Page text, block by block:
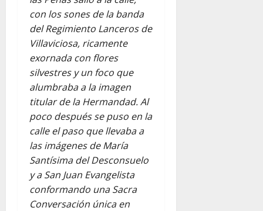
con los sones de la banda
del Regimiento Lanceros de
Villaviciosa, ricamente
exornada con flores
silvestres y un foco que
alumbraba a la imagen
titular de la Hermandad. Al
poco después se puso en la
calle el paso que llevaba a
las imágenes de María
Santísima del Desconsuelo
y a San Juan Evangelista
conformando una Sacra
Conversación única en